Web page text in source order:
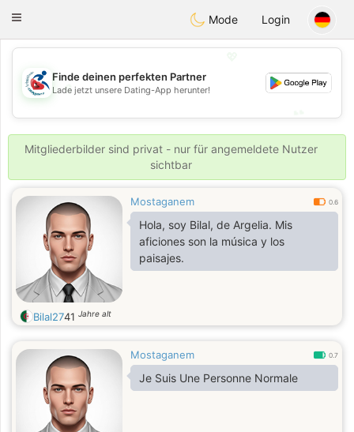
Handi Space
Toggle
Mode Login
💖
💕
Finde deinen perfekten Partner
Lade jetzt unsere Dating-App herunter!
Mitgliederbilder sind privat - nur für angemeldete Nutzer
sichtbar
Mostaganem 0.6
Hola, soy Bilal, de Argelia. Mis
aficiones son la música y los
paisajes.
Bilal2741 Jahre alt
Mostaganem 0.7
Je Suis Une Personne Normale